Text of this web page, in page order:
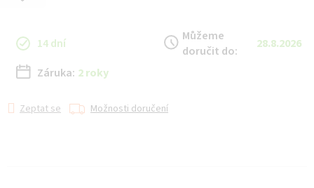
14 dní
Můžeme
doručit do:
28.8.2026
Záruka: 2 roky
Zeptat se Možnosti doručení